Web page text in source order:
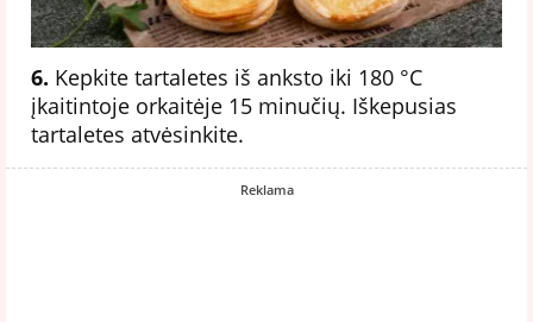
6. Kepkite tartaletes iš anksto iki 180 °C
įkaitintoje orkaitėje 15 minučių. Iškepusias
tartaletes atvėsinkite.
Reklama